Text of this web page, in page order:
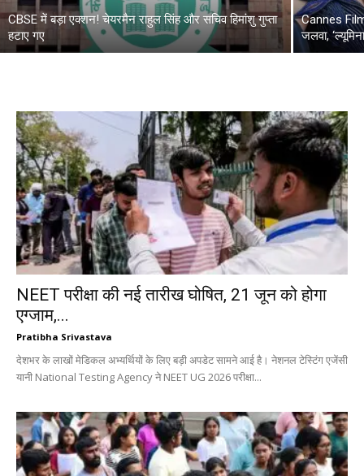
CBSE में बड़ा एक्शन! चेयरमैन राहुल सिंह और सचिव हिमांशु गुप्ता
हटाए गए
Cannes
जलवा,
NEET परीक्षा की नई तारीख घोषित, 21 जून को होगा
एग्जाम,...
Pratibha Srivastava
देशभर के लाखों मेडिकल अभ्यर्थियों के लिए बड़ी अपडेट सामने आई है। नेशनल टेस्टिंग एजेंसी
यानी National Testing Agency ने NEET UG 2026 परीक्षा...